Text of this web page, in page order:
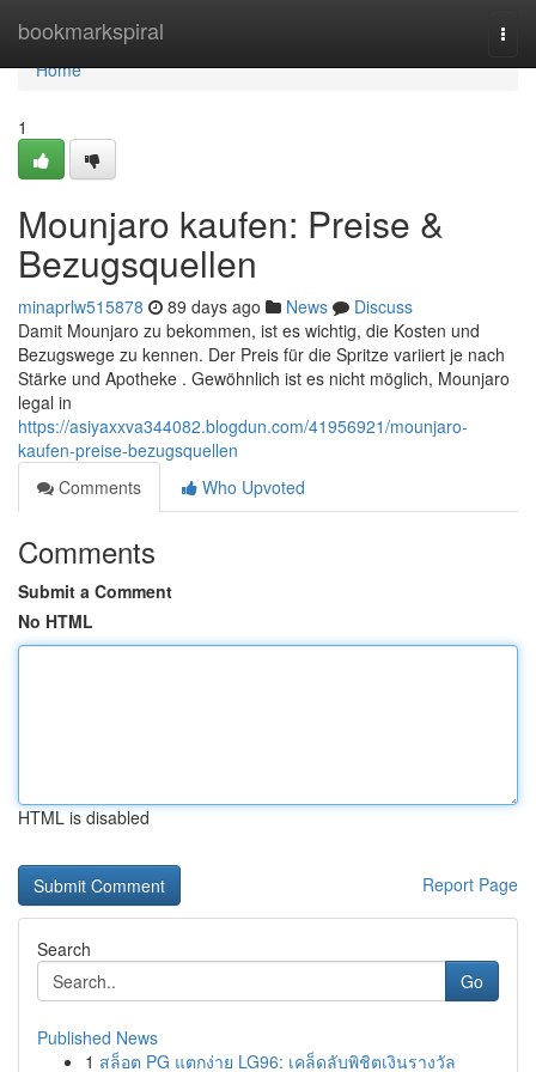
bookmarkspiral
Home
Home
1
Mounjaro kaufen: Preise &
Bezugsquellen
minaprlw515878 89 days ago News
Discuss
Damit Mounjaro zu bekommen, ist es wichtig, die Kosten und
Bezugswege zu kennen. Der Preis für die Spritze variiert je nach
Stärke und Apotheke . Gewöhnlich ist es nicht möglich, Mounjaro
legal in
https://asiyaxxva344082.blogdun.com/41956921/mounjaro-
kaufen-preise-bezugsquellen
Comments
Who Upvoted
Comments
Submit a Comment
No HTML
HTML is disabled
Report Page
Search
Go
Published News
1 สล็อต PG แตกง่าย LG96: เคล็ดลับพิชิตเงินรางวัล